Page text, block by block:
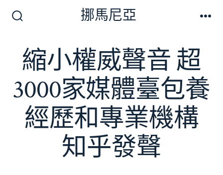
切
換
開
挪馬尼亞
縮小權威聲音 超
3000家媒體臺包養
經歷和專業機構
知乎發聲